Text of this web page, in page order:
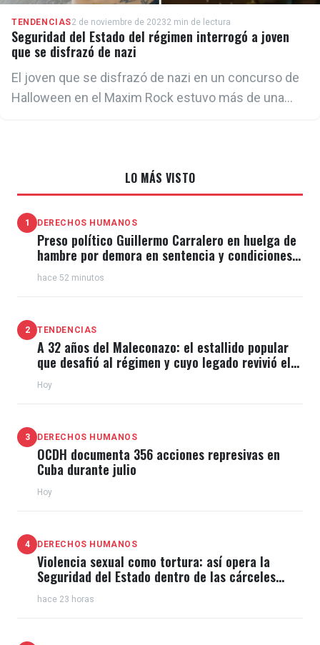
TENDENCIAS2 de noviembre de 20232 min de lectura
Seguridad del Estado del régimen interrogó a joven
que se disfrazó de nazi
El joven que se disfrazó de nazi en un concurso de
Halloween en el Maxim Rock estuvo más de una
LO MÁS VISTO
1 DERECHOS HUMANOS
Preso político Guillermo Carralero en huelga de
hambre por demora en sentencia y condiciones
de El Típico
hace 52 minutos
2 TENDENCIAS
A 32 años del Maleconazo: el estallido popular
que desafió al régimen y cuyo legado revivió el
11J
Hoy
3 DERECHOS HUMANOS
OCDH documenta 356 acciones represivas en
Cuba durante julio
Hoy
4 DERECHOS HUMANOS
Violencia sexual como tortura: así opera la
Seguridad del Estado dentro de las cárceles
cubanas
hace 23 horas